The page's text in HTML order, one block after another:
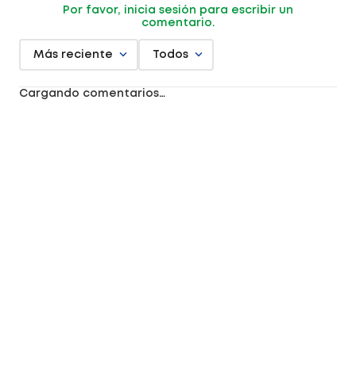
Por favor, inicia sesión para escribir un
comentario.
Más reciente Todos
Cargando comentarios…